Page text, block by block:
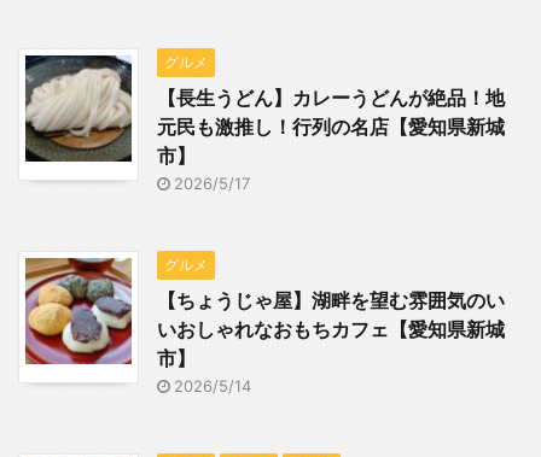
グルメ
【長生うどん】カレーうどんが絶品！地
元民も激推し！行列の名店【愛知県新城
市】
2026/5/17
グルメ
【ちょうじゃ屋】湖畔を望む雰囲気のい
いおしゃれなおもちカフェ【愛知県新城
市】
2026/5/14